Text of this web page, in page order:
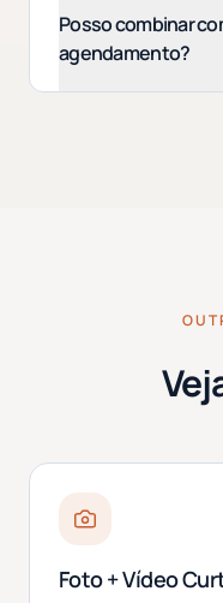
Posso combinar
agendamento?
Foto + Vídeo